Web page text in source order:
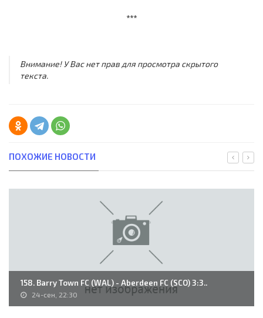
***
Внимание! У Вас нет прав для просмотра скрытого
текста.
ПОХОЖИЕ НОВОСТИ
158. Barry Town FC (WAL) - Aberdeen FC (SCO) 3:3..
24-сен, 22:30